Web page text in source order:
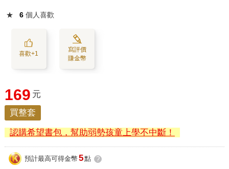
★ 6 個人喜歡
喜歡+1
寫評價
賺金幣
169 元
買整套
認購希望書包，幫助弱勢孩童上學不中斷！
預計最高可得金幣 5點 ?